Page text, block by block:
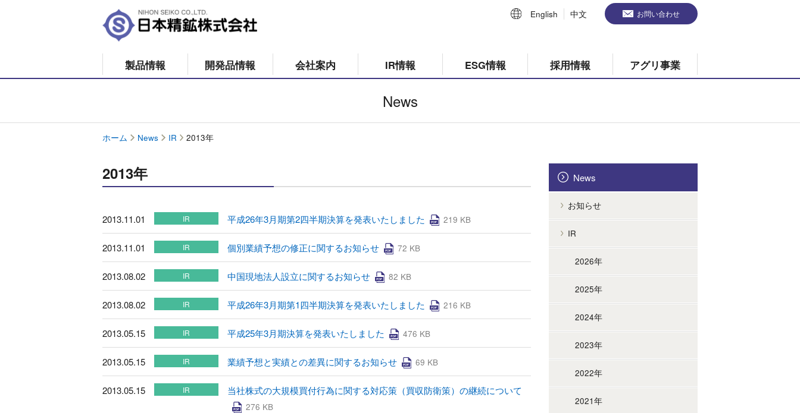
製品情報 開発品情報 会社案内 IR情報 ESG情報 採用情報 アグリ事業
English 中文 お問い合わせ
News
ホーム News IR 2013年
2013年
2013.11.01 IR 平成26年3月期第2四半期決算を発表いたしました 219 KB
2013.11.01 IR 個別業績予想の修正に関するお知らせ 72 KB
2013.08.02 IR 中国現地法人設立に関するお知らせ 82 KB
2013.08.02 IR 平成26年3月期第1四半期決算を発表いたしました 216 KB
2013.05.15 IR 平成25年3月期決算を発表いたしました 476 KB
2013.05.15 IR 業績予想と実績との差異に関するお知らせ 69 KB
2013.05.15 IR 当社株式の大規模買付行為に関する対応策（買収防衛策）の継続について
276 KB
News
お知らせ
IR
2026年
2025年
2024年
2023年
2022年
2021年